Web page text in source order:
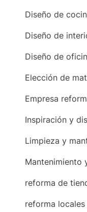
Diseño de
Diseño de
Diseño de
Elección de
Empresa
Inspiración y
Limpieza y
Mantenimiento
reforma de
reforma locales